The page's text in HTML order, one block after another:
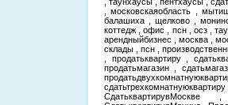
, таунхаусы , пентхаусы ,
, московскаяобласть ,
балашиха , щелково ,
коттедж , офис , псн , осз ,
арендныйбизнес , москва ,
склады , псн ,
, продатьквартиру ,
продатьмагазин ,